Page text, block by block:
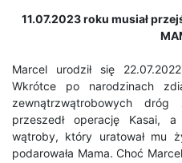
11.07.2023 roku musiał
Marcel urodził się
Wkrótce po narodzinach
zewnątrzwątrobowych dróg
przeszedł operację Kasai,
wątroby, który uratował mu
podarowała Mama. Choć